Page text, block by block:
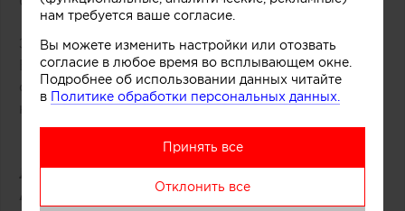
Этот год премий юбилейный в премии BEST
EXTERIOR 2025 Оргкомитет принял решение
отметить больше одного номинанта в некоторых
номинациях.
ЛАУРЕАТЫ BEST EXTERIOR PROFESSIONAL
AWARD 2025
нам требуется ваше согласие.
Вы можете изменить настройки или отозвать
согласие в любое время во всплывающем окне.
Подробнее об использовании данных читайте
в Политике обработки персональных данных.
Принять все
Отклонить все